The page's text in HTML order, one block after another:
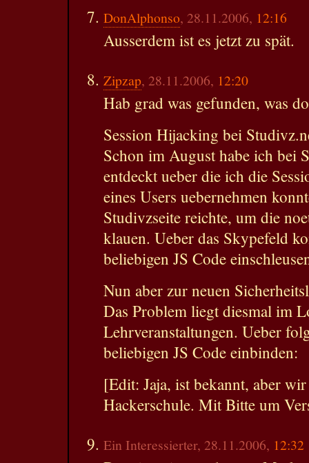
DonAlphonso, 28.11.2006, 12:16
Ausserdem ist es jetzt zu spät.
Zipzap, 28.11.2006, 12:20
Hab grad was gefunden, was
Session Hijacking bei
Schon im August habe ich bei
entdeckt ueber die ich die
eines Users uebernehmen
Studivzseite reichte, um die
klauen. Ueber das Skypefeld
beliebigen JS Code
Nun aber zur neuen
Das Problem liegt diesmal im
Lehrveranstaltungen. Ueber
beliebigen JS Code einbinden:
[Edit: Jaja, ist bekannt, aber
Hackerschule. Mit Bitte um
Ein Interessierter, 28.11.2006, 12:32